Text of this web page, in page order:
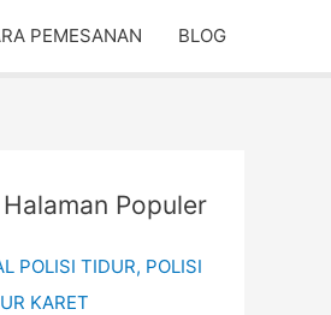
PEMESANAN BLOG
Populer
POLISI TIDUR, POLISI
KARET